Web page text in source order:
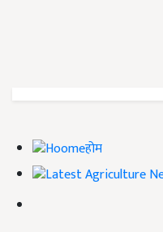
होम